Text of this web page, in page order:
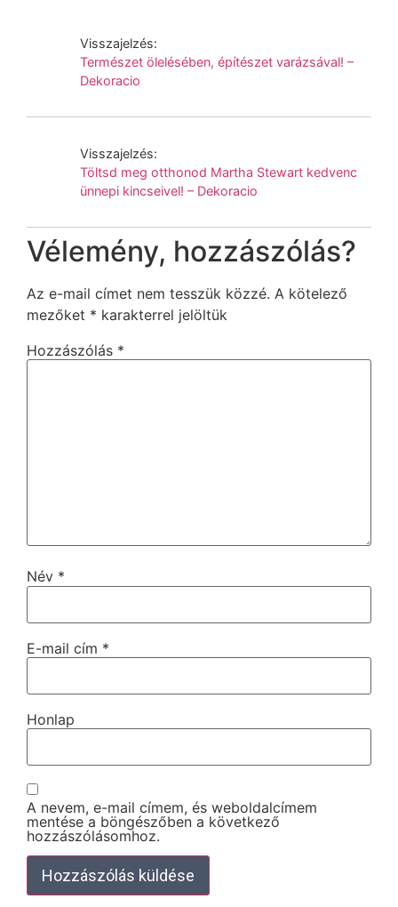
Visszajelzés:
Természet ölelésében, építészet varázsával! –
Dekoracio
Visszajelzés:
Töltsd meg otthonod Martha Stewart kedvenc
ünnepi kincseivel! – Dekoracio
Vélemény, hozzászólás?
Az e-mail címet nem tesszük közzé. A kötelező
mezőket * karakterrel jelöltük
Hozzászólás *
Név *
E-mail cím *
Honlap
A nevem, e-mail címem, és weboldalcímem
mentése a böngészőben a következő
hozzászólásomhoz.